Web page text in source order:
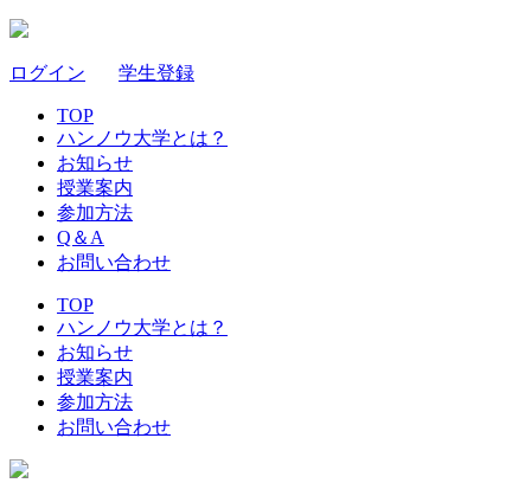
ログイン 学生登録
TOP
ハンノウ大学とは？
お知らせ
授業案内
参加方法
Q＆A
お問い合わせ
TOP
ハンノウ大学とは？
お知らせ
授業案内
参加方法
お問い合わせ